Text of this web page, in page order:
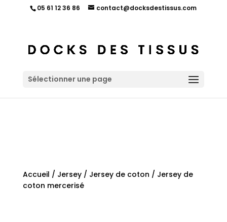
05 61 12 36 86 contact@docksdestissus.com
Sélectionner une page
Accueil / Jersey/ Jersey de coton / Jersey de
coton mercerisé